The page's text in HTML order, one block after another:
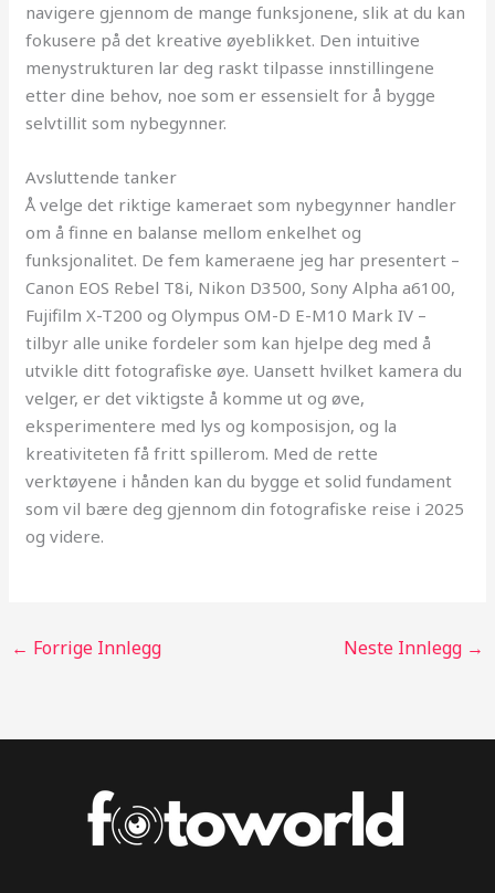
navigere gjennom de mange funksjonene, slik at du kan
fokusere på det kreative øyeblikket. Den intuitive
menystrukturen lar deg raskt tilpasse innstillingene
etter dine behov, noe som er essensielt for å bygge
selvtillit som nybegynner.
Avsluttende tanker
Å velge det riktige kameraet som nybegynner handler
om å finne en balanse mellom enkelhet og
funksjonalitet. De fem kameraene jeg har presentert –
Canon EOS Rebel T8i, Nikon D3500, Sony Alpha a6100,
Fujifilm X-T200 og Olympus OM-D E-M10 Mark IV –
tilbyr alle unike fordeler som kan hjelpe deg med å
utvikle ditt fotografiske øye. Uansett hvilket kamera du
velger, er det viktigste å komme ut og øve,
eksperimentere med lys og komposisjon, og la
kreativiteten få fritt spillerom. Med de rette
verktøyene i hånden kan du bygge et solid fundament
som vil bære deg gjennom din fotografiske reise i 2025
og videre.
← Forrige Innlegg Neste Innlegg →